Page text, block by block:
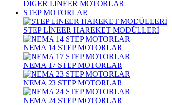
DİĞER LİNEER MOTORLAR
STEP MOTORLAR
STEP LİNEER HAREKET MODÜLLERİ
NEMA 14 STEP MOTORLAR
NEMA 17 STEP MOTORLAR
NEMA 23 STEP MOTORLAR
NEMA 24 STEP MOTORLAR